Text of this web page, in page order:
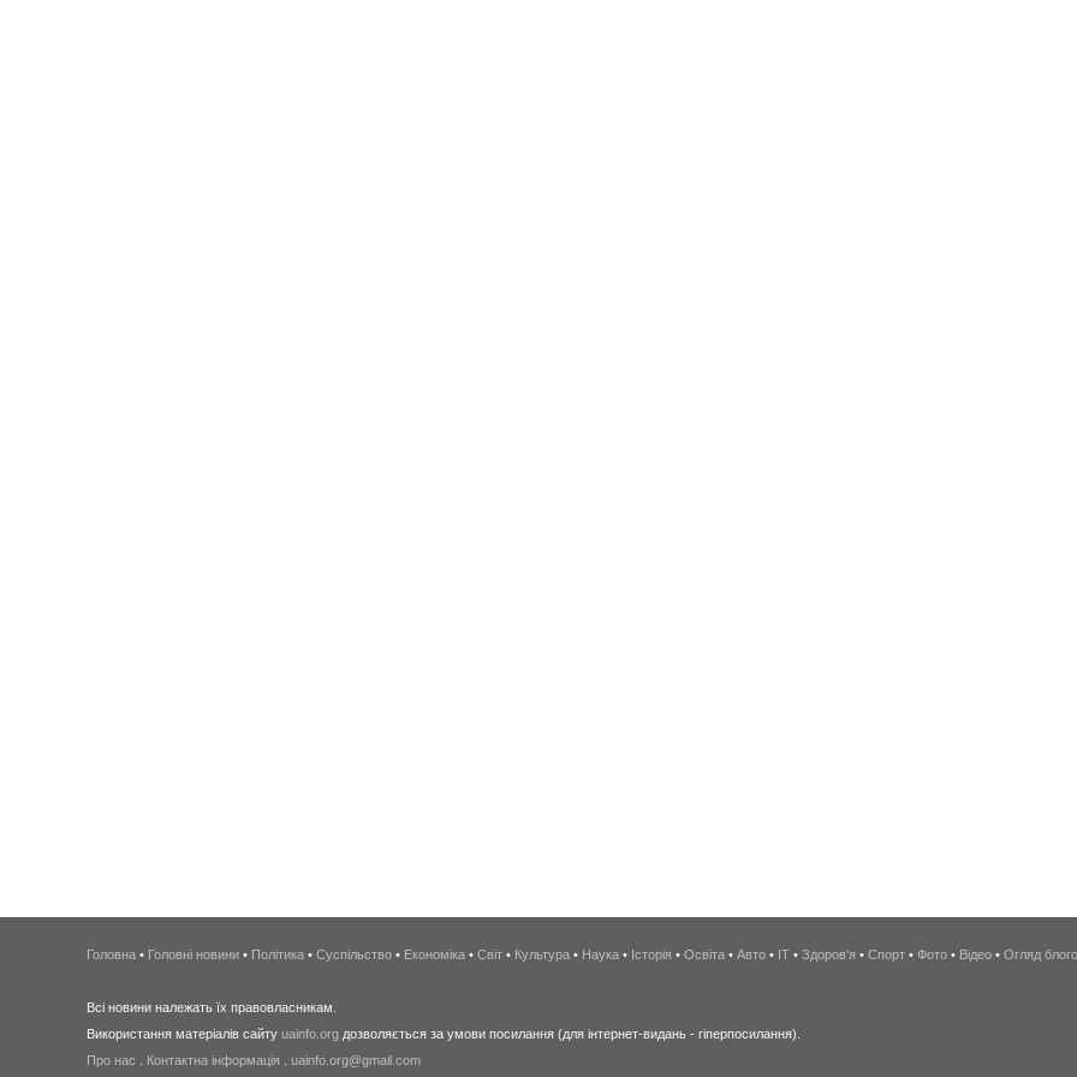
Головна • Головні новини • Політика • Суспільство • Економіка • Світ • Культура • Наука • Історія • Освіта • Авто • IT • Здоров'я • Спорт • Фото • Відео • Огляд
Всі новини належать їх правовласникам.
Використання матеріалів сайту uainfo.org дозволяється за умови посилання (для інтернет-видань - гіперпосилання).
Про нас
Контактна інформація uainfo.org@gmail.com